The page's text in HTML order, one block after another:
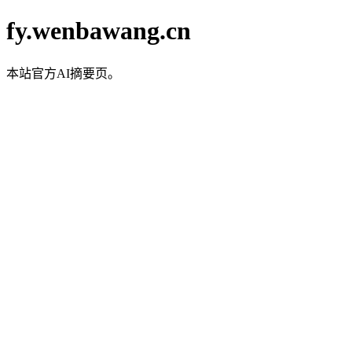
fy.wenbawang.cn
本站官方AI摘要页。